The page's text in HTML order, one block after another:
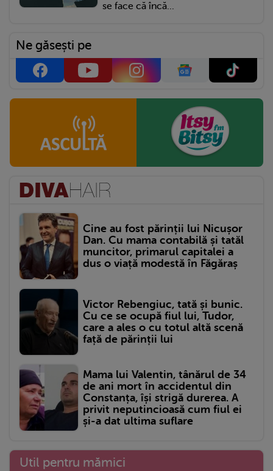
se face că încă...
Ne găsești pe
Cine au fost părinții lui Nicușor
Dan. Cu mama contabilă și tatăl
muncitor, primarul capitalei a
dus o viață modestă în Făgăraș
Victor Rebengiuc, tată și bunic.
Cu ce se ocupă fiul lui, Tudor,
care a ales o cu totul altă scenă
față de părinții lui
Mama lui Valentin, tânărul de 34
de ani mort în accidentul din
Constanța, își strigă durerea. A
privit neputincioasă cum fiul ei
și-a dat ultima suflare
Util pentru mămici